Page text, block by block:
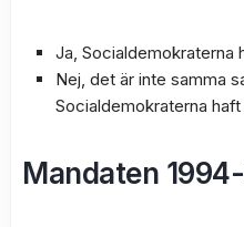
Ja, Socialdemokraterna
Nej, det är inte samma
Socialdemokraterna
Mandaten